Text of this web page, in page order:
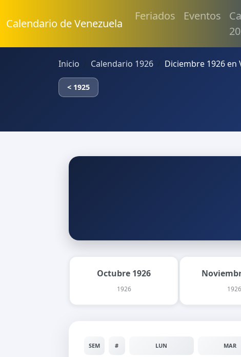
Calendario de Venezuela
Feriados Eventos
Inicio Calendario 1926 Diciembre 1926 en
< 1925
Octubre 1926
1926 1926
SEM # LUN MAR